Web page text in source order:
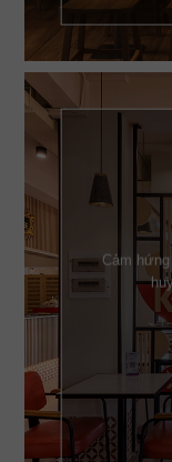
Cảm